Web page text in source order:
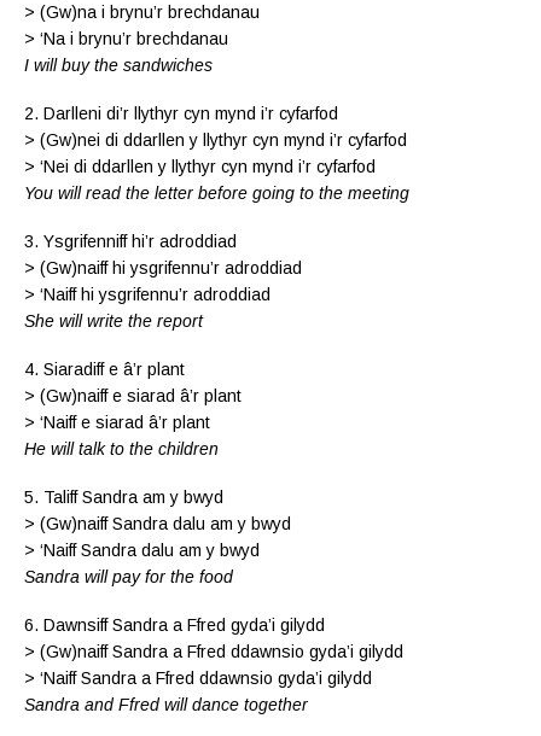
> (Gw)na i brynu’r brechdanau
> ‘Na i brynu’r brechdanau
I will buy the sandwiches
2. Darlleni di’r llythyr cyn mynd i’r cyfarfod
> (Gw)nei di ddarllen y llythyr cyn mynd i’r cyfarfod
> ‘Nei di ddarllen y llythyr cyn mynd i’r cyfarfod
You will read the letter before going to the meeting
3. Ysgrifenniff hi’r adroddiad
> (Gw)naiff hi ysgrifennu’r adroddiad
> ‘Naiff hi ysgrifennu’r adroddiad
She will write the report
4. Siaradiff e â’r plant
> (Gw)naiff e siarad â’r plant
> ‘Naiff e siarad â’r plant
He will talk to the children
5. Taliff Sandra am y bwyd
> (Gw)naiff Sandra dalu am y bwyd
> ‘Naiff Sandra dalu am y bwyd
Sandra will pay for the food
6. Dawnsiff Sandra a Ffred gyda’i gilydd
> (Gw)naiff Sandra a Ffred ddawnsio gyda’i gilydd
> ‘Naiff Sandra a Ffred ddawnsio gyda’i gilydd
Sandra and Ffred will dance together